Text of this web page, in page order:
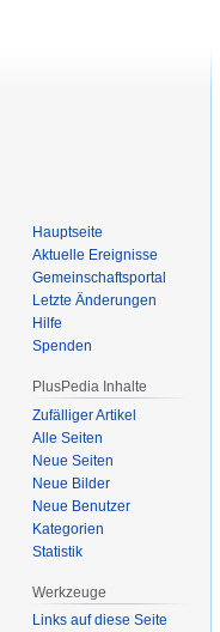
Hauptseite
Aktuelle Ereignisse
Gemeinschafts­portal
Letzte Änderungen
Hilfe
Spenden
PlusPedia Inhalte
Zufälliger Artikel
Alle Seiten
Neue Seiten
Neue Bilder
Neue Benutzer
Kategorien
Statistik
Werkzeuge
Links auf diese Seite